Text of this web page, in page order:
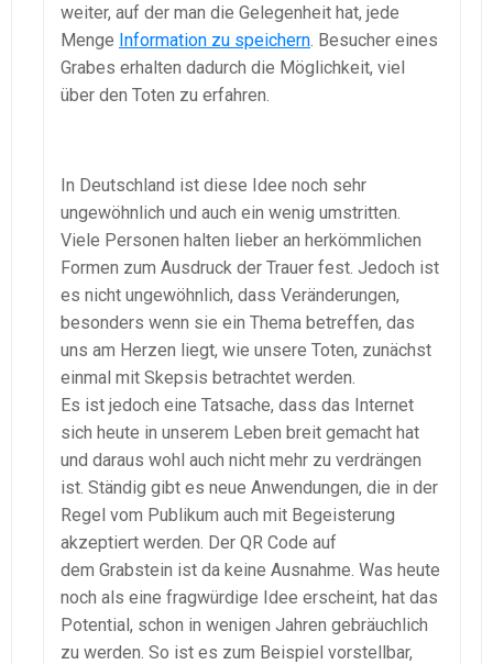
weiter, auf der man die Gelegenheit hat, jede
Menge Information zu speichern. Besucher eines
Grabes erhalten dadurch die Möglichkeit, viel
über den Toten zu erfahren.
In Deutschland ist diese Idee noch sehr
ungewöhnlich und auch ein wenig umstritten.
Viele Personen halten lieber an herkömmlichen
Formen zum Ausdruck der Trauer fest. Jedoch ist
es nicht ungewöhnlich, dass Veränderungen,
besonders wenn sie ein Thema betreffen, das
uns am Herzen liegt, wie unsere Toten, zunächst
einmal mit Skepsis betrachtet werden.
Es ist jedoch eine Tatsache, dass das Internet
sich heute in unserem Leben breit gemacht hat
und daraus wohl auch nicht mehr zu verdrängen
ist. Ständig gibt es neue Anwendungen, die in der
Regel vom Publikum auch mit Begeisterung
akzeptiert werden. Der QR Code auf
dem Grabstein ist da keine Ausnahme. Was heute
noch als eine fragwürdige Idee erscheint, hat das
Potential, schon in wenigen Jahren gebräuchlich
zu werden. So ist es zum Beispiel vorstellbar,